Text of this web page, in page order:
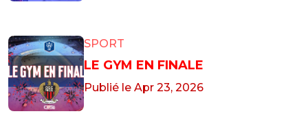
SPORT
LE GYM EN FINALE
Publié le Apr 23, 2026